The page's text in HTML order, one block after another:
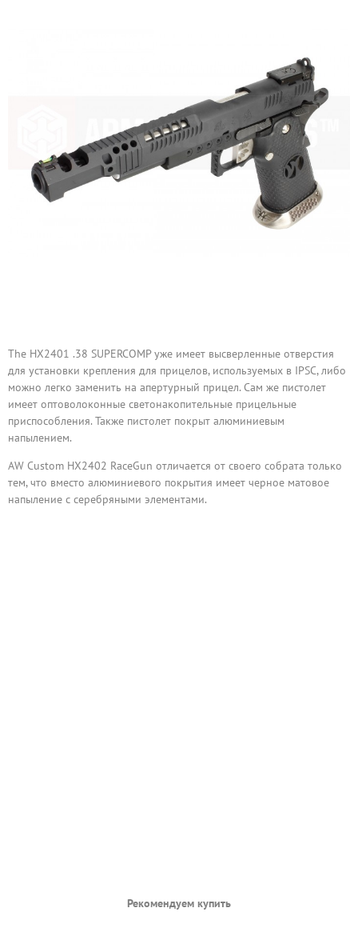
The HX2401 .38 SUPERCOMP уже имеет высверленные отверстия
для установки крепления для прицелов, используемых в IPSC, либо
можно легко заменить на апертурный прицел. Сам же пистолет
имеет оптоволоконные светонакопительные прицельные
приспособления. Также пистолет покрыт алюминиевым
напылением.
AW Custom HX2402 RaceGun отличается от своего собрата только
тем, что вместо алюминиевого покрытия имеет черное матовое
напыление с серебряными элементами.
Рекомендуем купить